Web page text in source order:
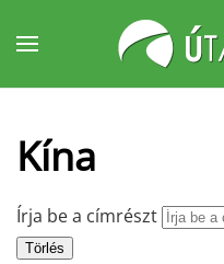
Fő tartalom átugrása
Kína
Írja be a címrészt
Törlés